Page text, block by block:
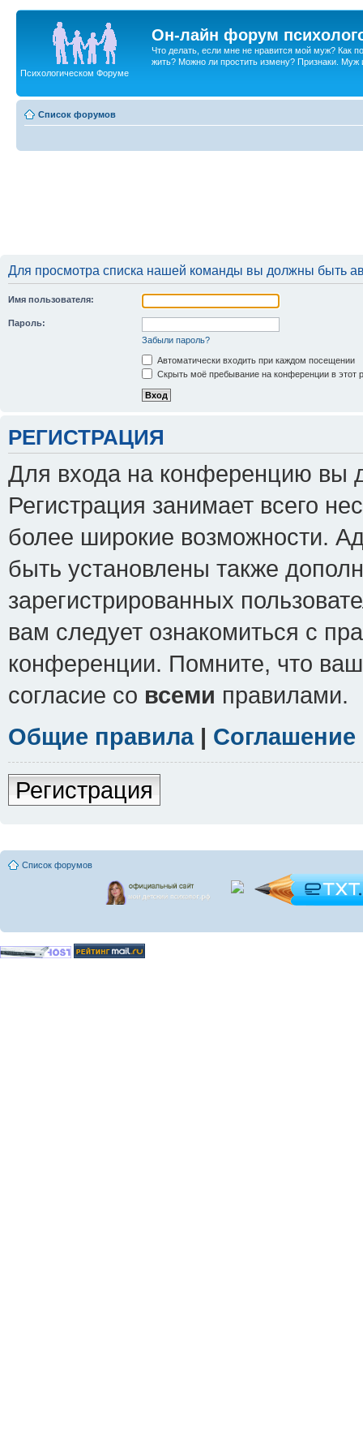
Он-лайн форум
Что делать, если мне не нравится мой муж? Как
жить? Можно ли простить измену? Признаки. Муж
Психологическом Форуме
Список форумов
Для просмотра списка нашей команды вы должны быть
Имя пользователя:
Пароль:
Забыли пароль?
Автоматически входить при каждом посещении
Скрыть моё пребывание на конференции в этот
РЕГИСТРАЦИЯ
Для входа на конференцию вы
Регистрация занимает всего
более широкие возможности.
быть установлены также
зарегистрированных
вам следует ознакомиться с
конференции. Помните, что
согласие со всеми правилами.
Общие правила|
Регистрация
Список форумов